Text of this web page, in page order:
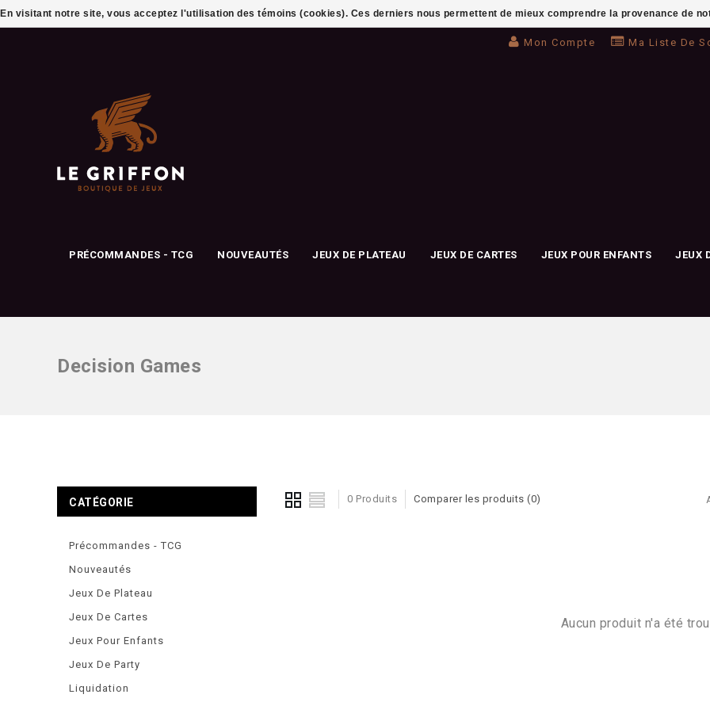
Mon Compte Ma Liste De
PRÉCOMMANDES - TCG NOUVEAUTÉS JEUX DE PLATEAU JEUX DE CARTES JEUX POUR ENFANTS JEUX
Decision Games
0 Produits Comparer les produits (0)
Aucun produit n'a été
CATÉGORIE
Précommandes - TCG
Nouveautés
Jeux De Plateau
Jeux De Cartes
Jeux Pour Enfants
Jeux De Party
Liquidation
En visitant notre site, vous acceptez l'utilisation des témoins (cookies). Ces derniers nous permettent de mieux comprendre la provenance de